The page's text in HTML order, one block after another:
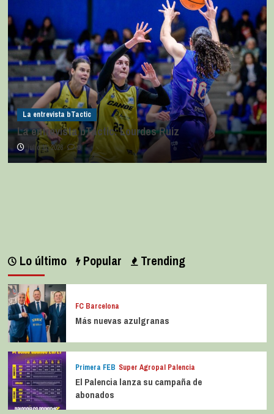
La entrevista bTactic
La entrevista bTactic: Lourdes Ruiz
julio 11, 2026 0
Lo último Popular Trending
FC Barcelona
Más nuevas azulgranas
Primera FEB Super Agropal Palencia
El Palencia lanza su campaña de
abonados